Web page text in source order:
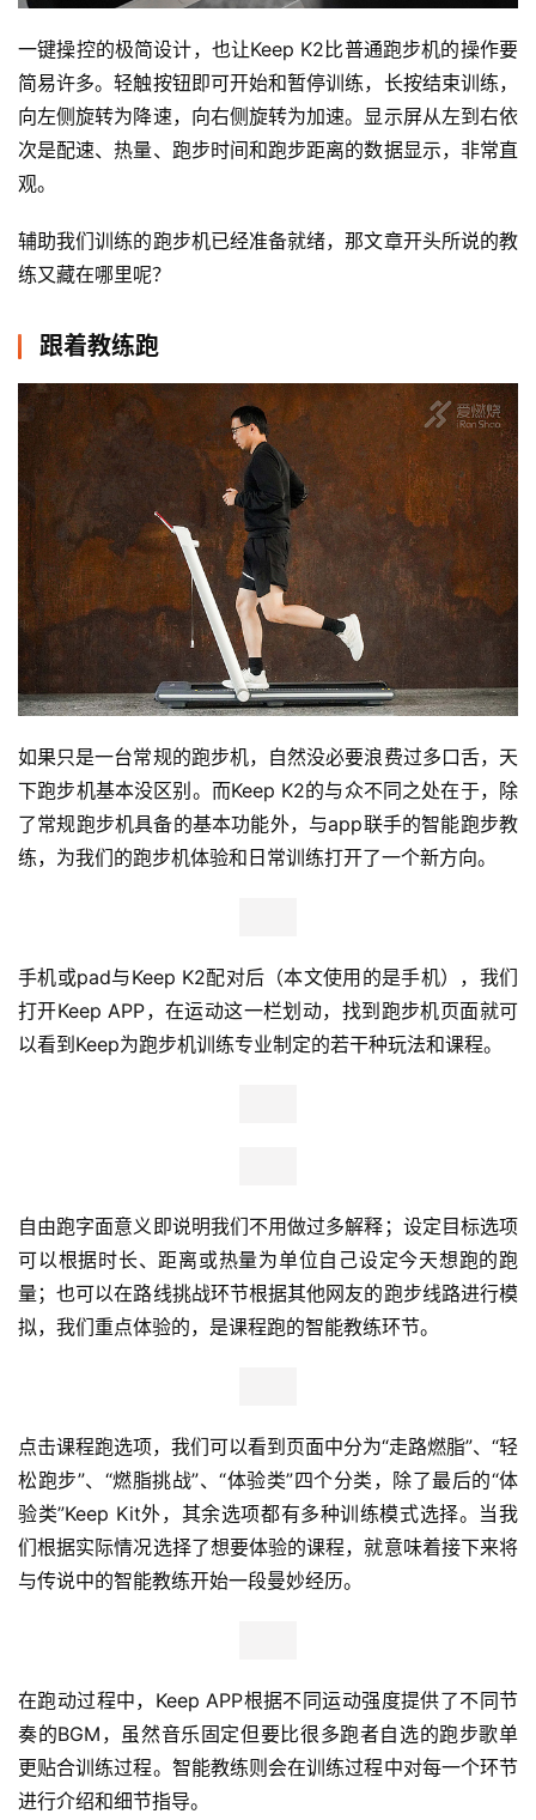
一键操控的极简设计，也让Keep K2比普通跑步机的操作要
简易许多。轻触按钮即可开始和暂停训练，长按结束训练，
向左侧旋转为降速，向右侧旋转为加速。显示屏从左到右依
次是配速、热量、跑步时间和跑步距离的数据显示，非常直
观。
辅助我们训练的跑步机已经准备就绪，那文章开头所说的教
练又藏在哪里呢？
跟着教练跑
如果只是一台常规的跑步机，自然没必要浪费过多口舌，天
下跑步机基本没区别。而Keep K2的与众不同之处在于，除
了常规跑步机具备的基本功能外，与app联手的智能跑步教
练，为我们的跑步机体验和日常训练打开了一个新方向。
手机或pad与Keep K2配对后（本文使用的是手机），我们
打开Keep APP，在运动这一栏划动，找到跑步机页面就可
以看到Keep为跑步机训练专业制定的若干种玩法和课程。
自由跑字面意义即说明我们不用做过多解释；设定目标选项
可以根据时长、距离或热量为单位自己设定今天想跑的跑
量；也可以在路线挑战环节根据其他网友的跑步线路进行模
拟，我们重点体验的，是课程跑的智能教练环节。
点击课程跑选项，我们可以看到页面中分为“走路燃脂”、“轻
松跑步”、“燃脂挑战”、“体验类”四个分类，除了最后的“体
验类”Keep Kit外，其余选项都有多种训练模式选择。当我
们根据实际情况选择了想要体验的课程，就意味着接下来将
与传说中的智能教练开始一段曼妙经历。
在跑动过程中，Keep APP根据不同运动强度提供了不同节
奏的BGM，虽然音乐固定但要比很多跑者自选的跑步歌单
更贴合训练过程。智能教练则会在训练过程中对每一个环节
进行介绍和细节指导。